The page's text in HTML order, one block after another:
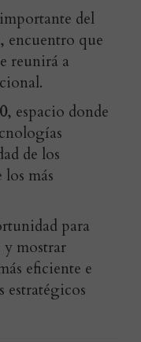
del
encuentro que
reunirá a
, espacio donde
de los
más
para
y mostrar
eficiente e
estratégicos